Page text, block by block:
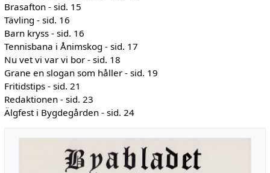
Brasafton - sid. 15
Tävling - sid. 16
Barn kryss - sid. 16
Tennisbana i Ånimskog - sid. 17
Nu vet vi var vi bor - sid. 18
Grane en slogan som håller - sid. 19
Fritidstips - sid. 21
Redaktionen - sid. 23
Älgfest i Bygdegården - sid. 24